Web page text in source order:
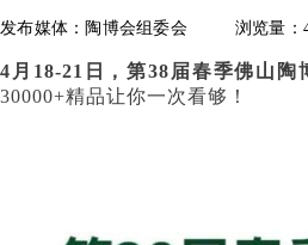
发布媒体：陶博会组委会 浏览量：
4月18-21日，第38届春季佛山
30000+精品让你一次看够！